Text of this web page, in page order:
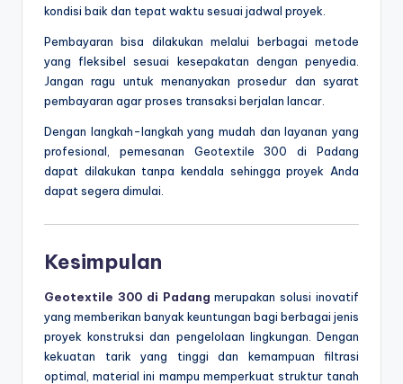
kondisi baik dan tepat waktu sesuai jadwal proyek.
Pembayaran bisa dilakukan melalui berbagai metode
yang fleksibel sesuai kesepakatan dengan penyedia.
Jangan ragu untuk menanyakan prosedur dan syarat
pembayaran agar proses transaksi berjalan lancar.
Dengan langkah-langkah yang mudah dan layanan yang
profesional, pemesanan Geotextile 300 di Padang
dapat dilakukan tanpa kendala sehingga proyek Anda
dapat segera dimulai.
Kesimpulan
Geotextile 300 di Padang merupakan solusi inovatif
yang memberikan banyak keuntungan bagi berbagai jenis
proyek konstruksi dan pengelolaan lingkungan. Dengan
kekuatan tarik yang tinggi dan kemampuan filtrasi
optimal, material ini mampu memperkuat struktur tanah